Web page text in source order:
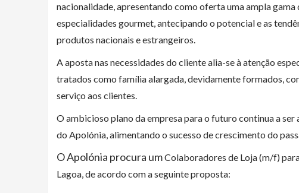
nacionalidade, apresentando como oferta uma ampla
especialidades gourmet, antecipando o potencial e as
produtos nacionais e estrangeiros.
A aposta nas necessidades do cliente alia-se à atenção
tratados como família alargada, devidamente formados,
serviço aos clientes.
O ambicioso plano da empresa para o futuro continua a
do Apolónia, alimentando o sucesso de crescimento do
O Apolónia procura umColaboradores de Loja (m/f)
Lagoa, de acordo com a seguinte proposta: